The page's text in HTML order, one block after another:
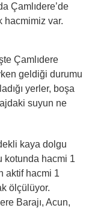
Çamlıdere’de
hacmimiz var.
Çamlıdere
geldiği durumu
yerler, boşa
suyun ne
kaya dolgu
kotunda hacmi 1
aktif hacmi 1
ölçülüyor.
Barajı, Acun,